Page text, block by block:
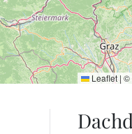
Leaflet | ©